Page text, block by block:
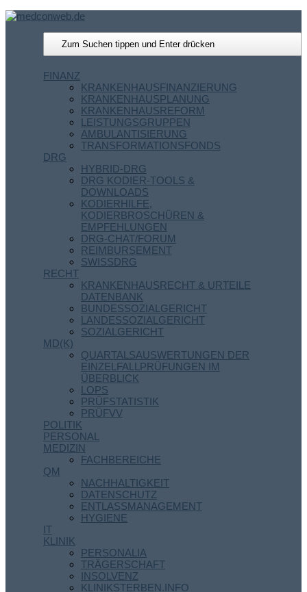
FINANZ
KRANKENHAUSFINANZIERUNG
KRANKENHAUSPLANUNG
KRANKENHAUSREFORM
LEISTUNGSGRUPPEN
AMBULANTISIERUNG
TRANSFORMATIONSFONDS
DRG
HYBRID-DRG
DRG KODIER-TOOLS &
DOWNLOADS
KODIERHILFE,
KODIERBROSCHÜREN &
EMPFEHLUNGEN
DRG-CHAT/FORUM
REIMBURSEMENT
SWISSDRG
RECHT
KRANKENHAUSRECHT & URTEILE
DATENBANK
BUNDESSOZIALGERICHT
LANDESSOZIALGERICHT
SOZIALGERICHT
MD(K)
QUARTALSAUSWERTUNGEN DER
EINZELFALLPRÜFUNGEN IM
ÜBERBLICK
LOPS
PRÜFSTATISTIK
PRÜFVV
POLITIK
PERSONAL
MEDIZIN
FACHBEREICHE
QM
NACHHALTIGKEIT
DATENSCHUTZ
ENTLASSMANAGEMENT
HYGIENE
IT
KLINIK
PERSONALIA
TRÄGERSCHAFT
INSOLVENZ
KLINIKSTERBEN.INFO